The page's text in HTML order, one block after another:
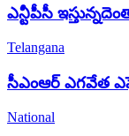
ఎన్టీపీసీ
Telangana
సీఎంఆర్ ఎగవేత
National